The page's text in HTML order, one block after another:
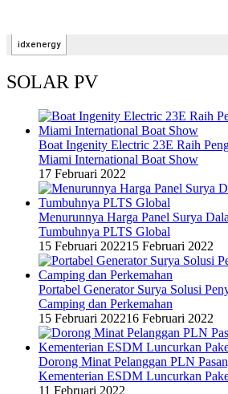
SOLAR PV
Boat Ingenity Electric 23E Raih
Miami International Boat Show
17 Februari 2022
Menurunnya Harga Panel Surya
Tumbuhnya PLTS Global
15 Februari 202215 Februari 2022
Portabel Generator Surya Solusi
Camping dan Perkemahan
15 Februari 202216 Februari 2022
Dorong Minat Pelanggan PLN
Kementerian ESDM Luncurkan
11 Februari 2022